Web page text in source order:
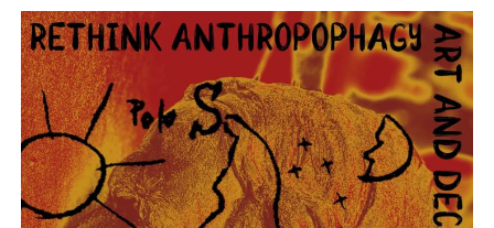
Banco Central do Brasil
Planalto